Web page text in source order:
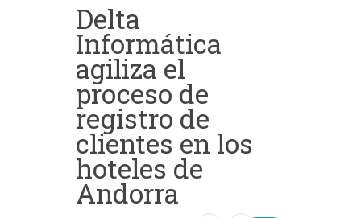
Delta
Informática
agiliza el
proceso de
registro de
clientes en los
hoteles de
Andorra